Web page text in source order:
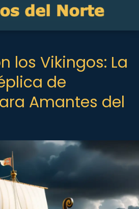
los Vikingos: La
de
Amantes del